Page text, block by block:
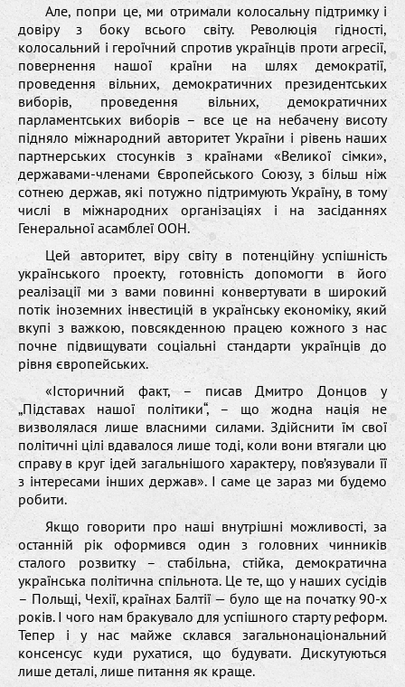
Але, попри це, ми отримали колосальну підтримку і
довіру з боку всього світу. Революція гідності,
колосальний і героїчний спротив українців проти агресії,
повернення нашої країни на шлях демократії,
проведення вільних, демократичних президентських
виборів, проведення вільних, демократичних
парламентських виборів – все це на небачену висоту
підняло міжнародний авторитет України і рівень наших
партнерських стосунків з країнами «Великої сімки»,
державами-членами Європейського Союзу, з більш ніж
сотнею держав, які потужно підтримують Україну, в тому
числі в міжнародних організаціях і на засіданнях
Генеральної асамблеї ООН.
Цей авторитет, віру світу в потенційну успішність
українського проекту, готовність допомогти в його
реалізації ми з вами повинні конвертувати в широкий
потік іноземних інвестицій в українську економіку, який
вкупі з важкою, повсякденною працею кожного з нас
почне підвищувати соціальні стандарти українців до
рівня європейських.
«Історичний факт, – писав Дмитро Донцов у
„Підставах нашої політики“, – що жодна нація не
визволялася лише власними силами. Здійснити їм свої
політичні цілі вдавалося лише тоді, коли вони втягали цю
справу в круг ідей загальнішого характеру, пов’язували її
з інтересами інших держав». І саме це зараз ми будемо
робити.
Якщо говорити про наші внутрішні можливості, за
останній рік оформився один з головних чинників
сталого розвитку – стабільна, стійка, демократична
українська політична спільнота. Це те, що у наших сусідів
– Польщі, Чехії, країнах Балтії — було ще на початку 90-х
років. І чого нам бракувало для успішного старту реформ.
Тепер і у нас майже склався загальнонаціональний
консенсус куди рухатися, що будувати. Дискутуються
лише деталі, лише питання як краще.